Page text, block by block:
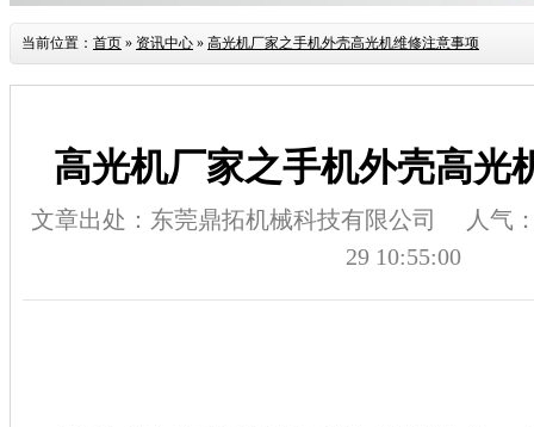
当前位置： 首页 » 资讯中心 » 高光机厂家之手机外壳高光机维修注意事项
高光机厂家之手机外壳高光
文章出处：东莞鼎拓机械科技有限公司
人气
29 10:55:00